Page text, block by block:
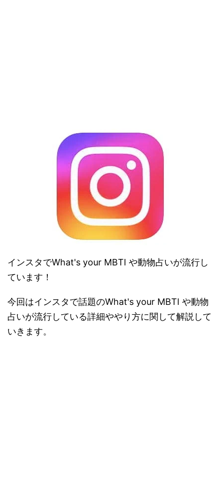
インスタでWhat's your MBTI や動物占いが流行し
ています！
今回はインスタで話題のWhat's your MBTI や動物
占いが流行している詳細ややり方に関して解説して
いきます。